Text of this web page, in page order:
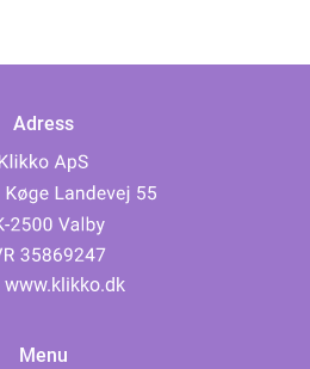
Adress
www.klikko.dk
Menu